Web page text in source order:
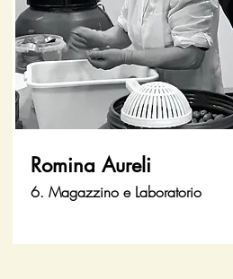
Romina Aureli
6. Magazzino e Laboratorio